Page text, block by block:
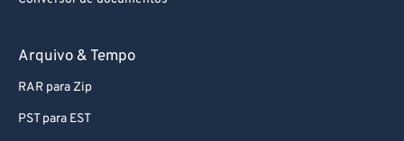
Arquivo & Tempo
RAR para Zip
PST para EST